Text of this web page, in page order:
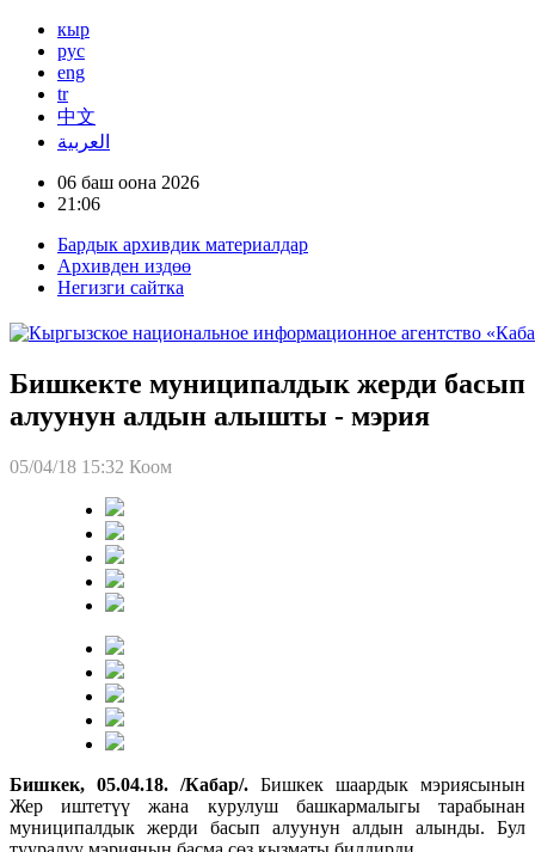
кыр
рус
eng
tr
中文
العربية
06 баш оона 2026
21:06
Бардык архивдик материалдар
Архивден издөө
Негизги сайтка
Бишкекте муниципалдык жерди басып
алуунун алдын алышты - мэрия
05/04/18 15:32 Коом
Бишкек, 05.04.18. /Кабар/. Бишкек шаардык мэриясынын
Жер иштетүү жана курулуш башкармалыгы тарабынан
муниципалдык жерди басып алуунун алдын алынды. Бул